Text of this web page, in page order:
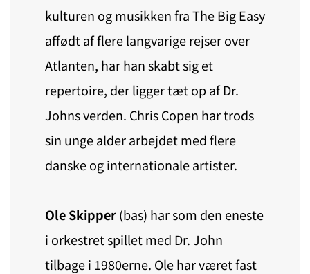
kulturen og musikken fra The Big Easy
affødt af flere langvarige rejser over
Atlanten, har han skabt sig et
repertoire, der ligger tæt op af Dr.
Johns verden. Chris Copen har trods
sin unge alder arbejdet med flere
danske og internationale artister.
Ole Skipper(bas) har som den eneste
i orkestret spillet med Dr. John
tilbage i 1980erne. Ole har været fast